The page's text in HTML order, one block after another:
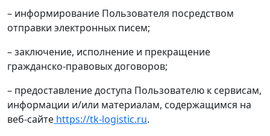
– информирование Пользователя посредством
отправки электронных писем;
– заключение, исполнение и прекращение
гражданско-правовых договоров;
– предоставление доступа Пользователю к сервисам,
информации и/или материалам, содержащимся на
веб-сайте https://tk-logistic.ru.